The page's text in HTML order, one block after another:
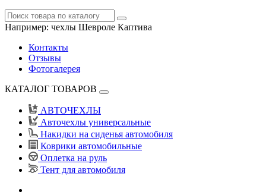
Например: чехлы Шевроле Каптива
Контакты
Отзывы
Фотогалерея
КАТАЛОГ ТОВАРОВ
АВТОЧЕХЛЫ
Авточехлы универсальные
Накидки на сиденья автомобиля
Коврики автомобильные
Оплетка на руль
Тент для автомобиля